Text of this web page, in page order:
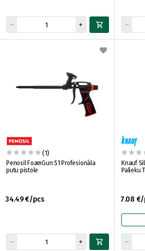
(1)
Penosil FoamGun S1 Profesionāla
putu pistole
34.49 €/pcs
Knauf
Palieku
7.08